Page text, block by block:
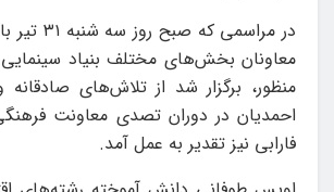
در مراسمی
معاونان بخش‌های مختلف بنیاد
منظور، برگزار شد از تلاش‌های
احمدیان در دوران تصدی معاونت
فارابی نیز تقدیر به عمل آمد.